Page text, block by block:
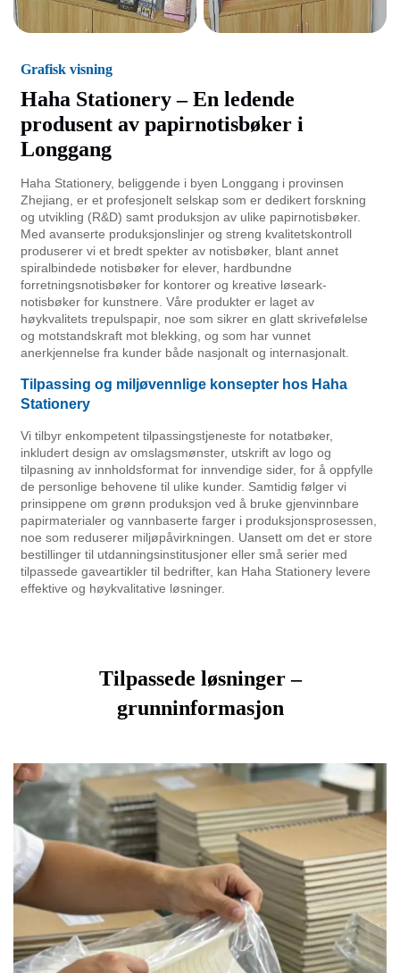
Grafisk visning
Haha Stationery – En ledende
produsent av papirnotisbøker i
Longgang
Haha Stationery, beliggende i byen Longgang i provinsen
Zhejiang, er et profesjonelt selskap som er dedikert forskning
og utvikling (R&D) samt produksjon av ulike papirnotisbøker.
Med avanserte produksjonslinjer og streng kvalitetskontroll
produserer vi et bredt spekter av notisbøker, blant annet
spiralbindede notisbøker for elever, hardbundne
forretningsnotisbøker for kontorer og kreative løseark-
notisbøker for kunstnere. Våre produkter er laget av
høykvalitets trepulspapir, noe som sikrer en glatt skrivefølelse
og motstandskraft mot blekking, og som har vunnet
anerkjennelse fra kunder både nasjonalt og internasjonalt.
Tilpassing og miljøvennlige konsepter hos Haha
Stationery
Vi tilbyr enkompetent tilpassingstjeneste for notatbøker,
inkludert design av omslagsmønster, utskrift av logo og
tilpasning av innholdsformat for innvendige sider, for å oppfylle
de personlige behovene til ulike kunder. Samtidig følger vi
prinsippene om grønn produksjon ved å bruke gjenvinnbare
papirmaterialer og vannbaserte farger i produksjonsprosessen,
noe som reduserer miljøpåvirkningen. Uansett om det er store
bestillinger til utdanningsinstitusjoner eller små serier med
tilpassede gaveartikler til bedrifter, kan Haha Stationery levere
effektive og høykvalitative løsninger.
Tilpassede løsninger –
grunninformasjon